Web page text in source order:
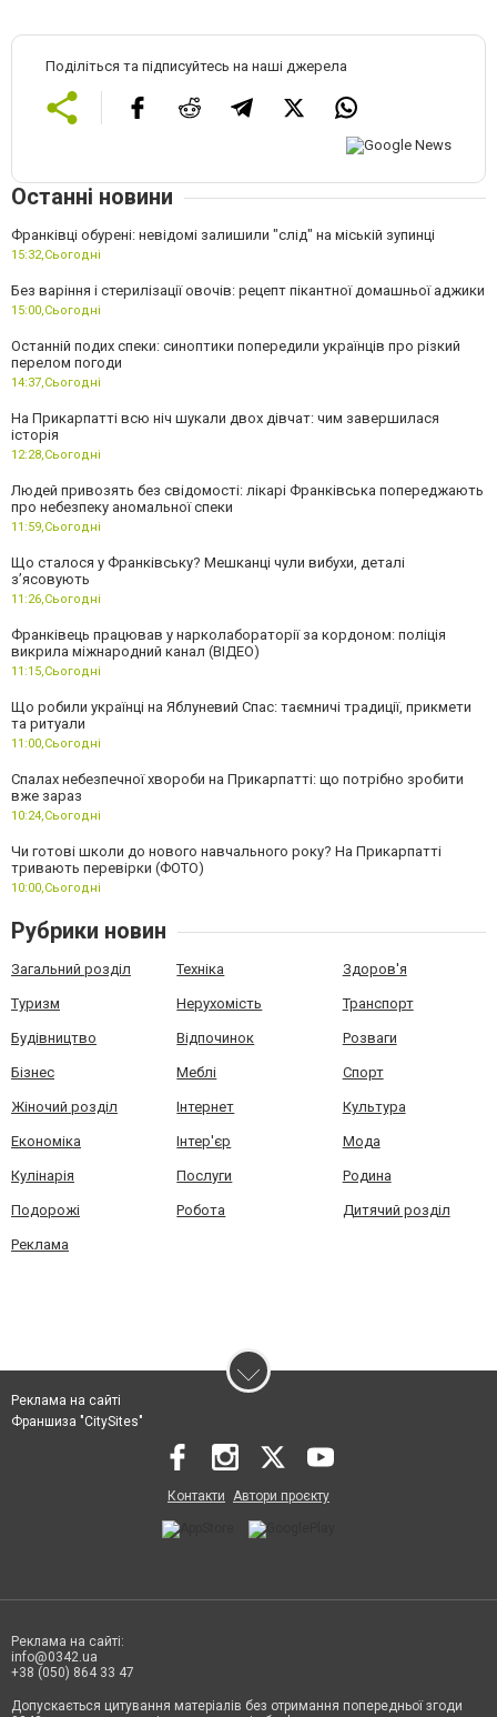
Поділіться та підписуйтесь на наші джерела
Останні новини
Франківці обурені: невідомі залишили "слід" на міській зупинці
15:32,Сьогодні
Без варіння і стерилізації овочів: рецепт пікантної домашньої аджики
15:00,Сьогодні
Останній подих спеки: синоптики попередили українців про різкий
перелом погоди
14:37,Сьогодні
На Прикарпатті всю ніч шукали двох дівчат: чим завершилася
історія
12:28,Сьогодні
Людей привозять без свідомості: лікарі Франківська попереджають
про небезпеку аномальної спеки
11:59,Сьогодні
Що сталося у Франківську? Мешканці чули вибухи, деталі
з’ясовують
11:26,Сьогодні
Франківець працював у нарколабораторії за кордоном: поліція
викрила міжнародний канал (ВІДЕО)
11:15,Сьогодні
Що робили українці на Яблуневий Спас: таємничі традиції, прикмети
та ритуали
11:00,Сьогодні
Спалах небезпечної хвороби на Прикарпатті: що потрібно зробити
вже зараз
10:24,Сьогодні
Чи готові школи до нового навчального року? На Прикарпатті
тривають перевірки (ФОТО)
10:00,Сьогодні
Рубрики новин
Загальний розділ Техніка Здоров'я
Туризм Нерухомість Транспорт
Будівництво Відпочинок Розваги
Бізнес Меблі Спорт
Жіночий розділ Інтернет Культура
Економіка Інтер'єр Мода
Кулінарія Послуги Родина
Подорожі Робота Дитячий розділ
Реклама
Реклама на сайті
Франшиза "CitySites"
Контакти Автори проєкту
Реклама на сайті:
info@0342.ua
+38 (050) 864 33 47
Допускається цитування матеріалів без отримання попередньої згоди